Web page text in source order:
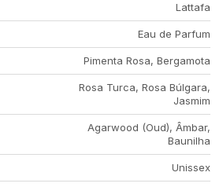
Lattafa
Eau de Parfum
Pimenta Rosa, Bergamota
Rosa Turca, Rosa Búlgara,
Jasmim
Agarwood (Oud), Âmbar,
Baunilha
Unissex